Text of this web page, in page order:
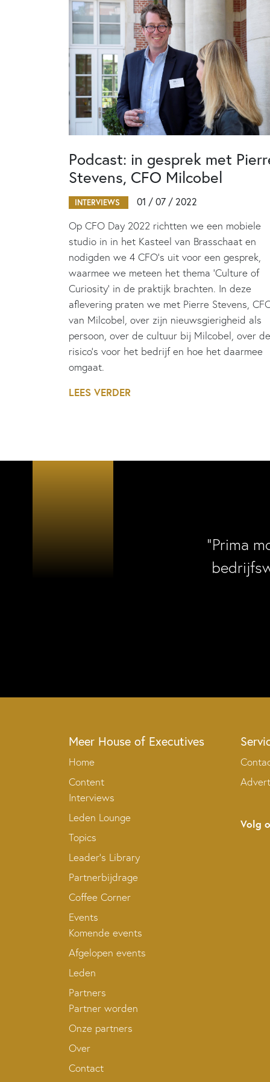
Podcast: in gesprek met
Stevens, CFO Milcobel
INTERVIEWS 01 / 07 / 2022
Op CFO Day 2022 richtten we een mobiele
studio in in het Kasteel van Brasschaat en
nodigden we 4 CFO's uit voor een gesprek,
waarmee we meteen het thema 'Culture of
Curiosity' in de praktijk brachten. In deze
aflevering praten we met Pierre Stevens,
van Milcobel, over zijn nieuwsgierigheid als
persoon, over de cultuur bij Milcobel, over de
risico's voor het bedrijf en hoe het daarmee
omgaat.
LEES VERDER
“Prima
Meer House of Executives
Home
Content
Interviews
Leden Lounge
Topics
Leader’s Library
Partnerbijdrage
Coffee Corner
Events
Komende events
Afgelopen events
Leden
Partners
Partner worden
Onze partners
Over
Contact
Volg